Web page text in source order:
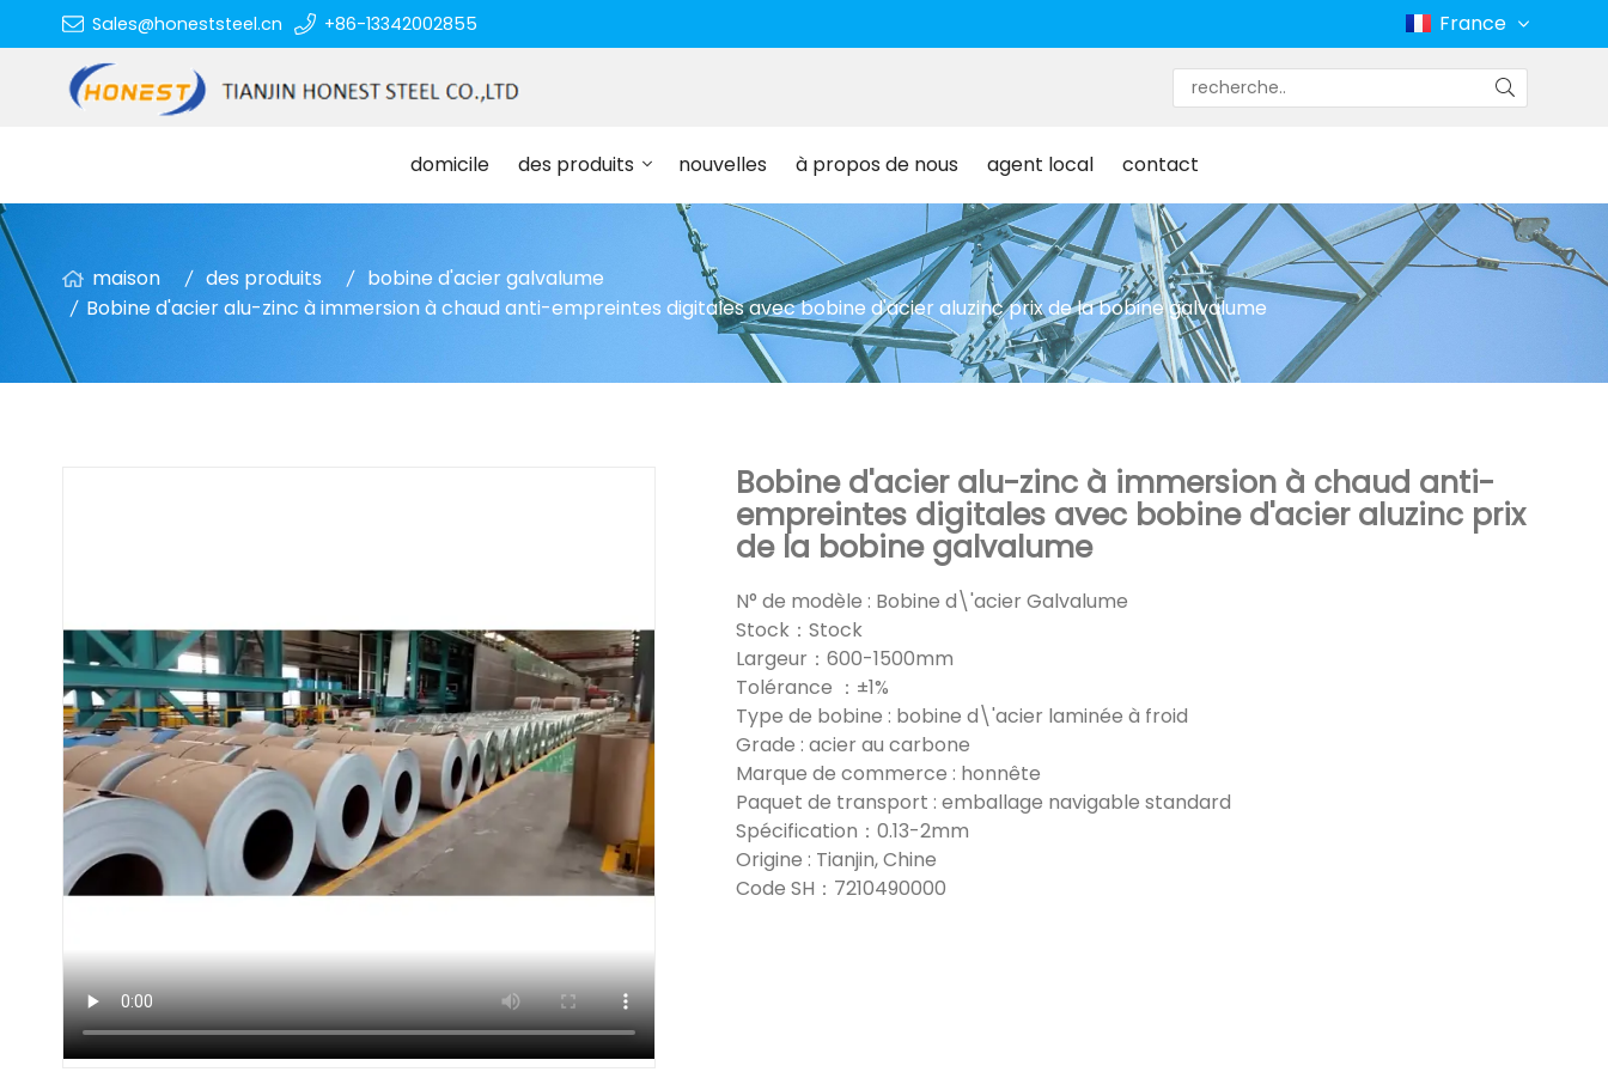
Sales@honeststeel.cn +86-13342002855 France
domicile des produits nouvelles à propos de nous agent local contact
maison des produits
bobine d'acier galvalume
Bobine d'acier alu-zinc à immersion à chaud anti-empreintes digitales avec bobine d'acier aluzinc prix de la bobine galvalume
Bobine d'acier alu-zinc à immersion à chaud anti-
empreintes digitales avec bobine d'acier aluzinc prix
de la bobine galvalume
N° de modèle : Bobine d\'acier Galvalume
Stock：Stock
Largeur：600-1500mm
Tolérance ：±1%
Type de bobine : bobine d\'acier laminée à froid
Grade : acier au carbone
Marque de commerce : honnête
Paquet de transport : emballage navigable standard
Spécification：0.13-2mm
Origine : Tianjin, Chine
Code SH：7210490000